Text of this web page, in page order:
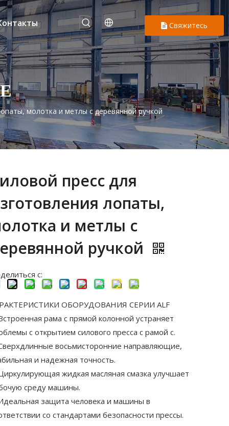
Свяжитесь
с нами
молотка и метлы с деревянной ручкой
пресс для
лопаты,
и метлы с
ручкой
с:
ОБОРУДОВАНИЯ СЕРИИ ALF
рама с прямой колонной устраняет
с открытием силового пресса с рамой c.
восьмисторонние направляющие,
и надежная точность.
жидкая масляная смазка улучшает
среду машины.
защита человека и машины в
со стандартами безопасности прессы.